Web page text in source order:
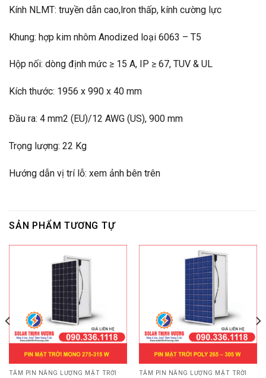
Kính NLMT: truyền dẫn cao,lron thấp, kính cường lực
Khung: hợp kim nhôm Anodized loại 6063 – T5
Hộp nối: dòng định mức ≥ 15 A, IP ≥ 67, TUV & UL
Kích thước: 1956 x 990 x 40 mm
Đầu ra: 4 mm2 (EU)/12 AWG (US), 900 mm
Trọng lượng: 22 Kg
Hướng dẫn vị trí lỗ: xem ảnh bên trên
SẢN PHẨM TƯƠNG TỰ
TẤM PIN NĂNG LƯỢNG MẶT TRỜI TẤM PIN NĂNG LƯỢNG MẶT TRỜI